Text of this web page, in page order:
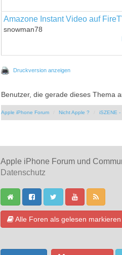
Amazone Instant Video auf
snowman78
Druckversion anzeigen
Benutzer, die gerade dieses Thema
Apple iPhone Forum Nicht Apple ? iSZENE -
Apple iPhone Forum und
Datenschutz
Alle Foren als gelesen markieren